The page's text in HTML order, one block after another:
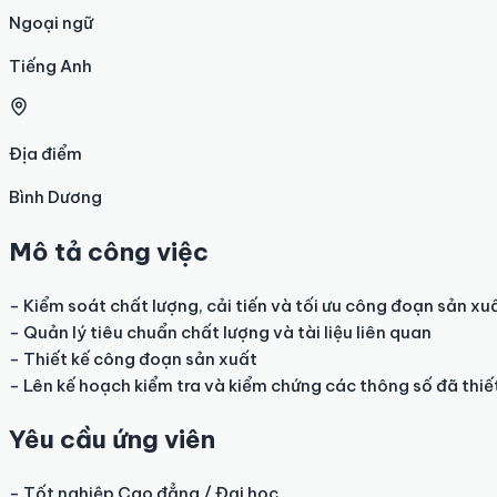
Ngoại ngữ
Tiếng Anh
Địa điểm
Bình Dương
Mô tả công việc
- Kiểm soát chất lượng, cải tiến và tối ưu công đoạn sản
- Quản lý tiêu chuẩn chất lượng và tài liệu liên quan
- Thiết kế công đoạn sản xuất
- Lên kế hoạch kiểm tra và kiểm chứng các thông số đã
Yêu cầu ứng viên